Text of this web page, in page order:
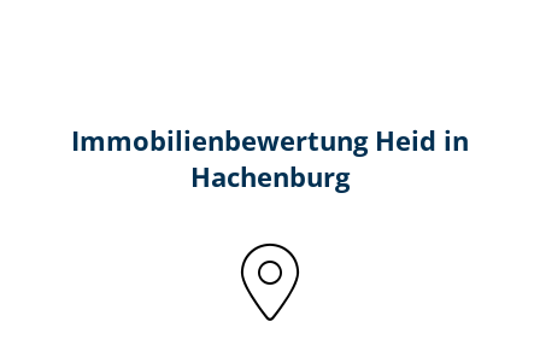
Immobilien­bewertung Heid in
Hachenburg